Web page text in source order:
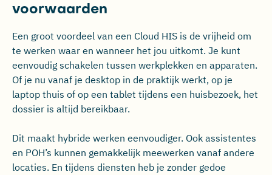
voorwaarden
Een groot voordeel van een Cloud HIS is de vrijheid om
te werken waar en wanneer het jou uitkomt. Je kunt
eenvoudig schakelen tussen werkplekken en apparaten.
Of je nu vanaf je desktop in de praktijk werkt, op je
laptop thuis of op een tablet tijdens een huisbezoek, het
dossier is altijd bereikbaar.
Dit maakt hybride werken eenvoudiger. Ook assistentes
en POH’s kunnen gemakkelijk meewerken vanaf andere
locaties. En tijdens diensten heb je zonder gedoe